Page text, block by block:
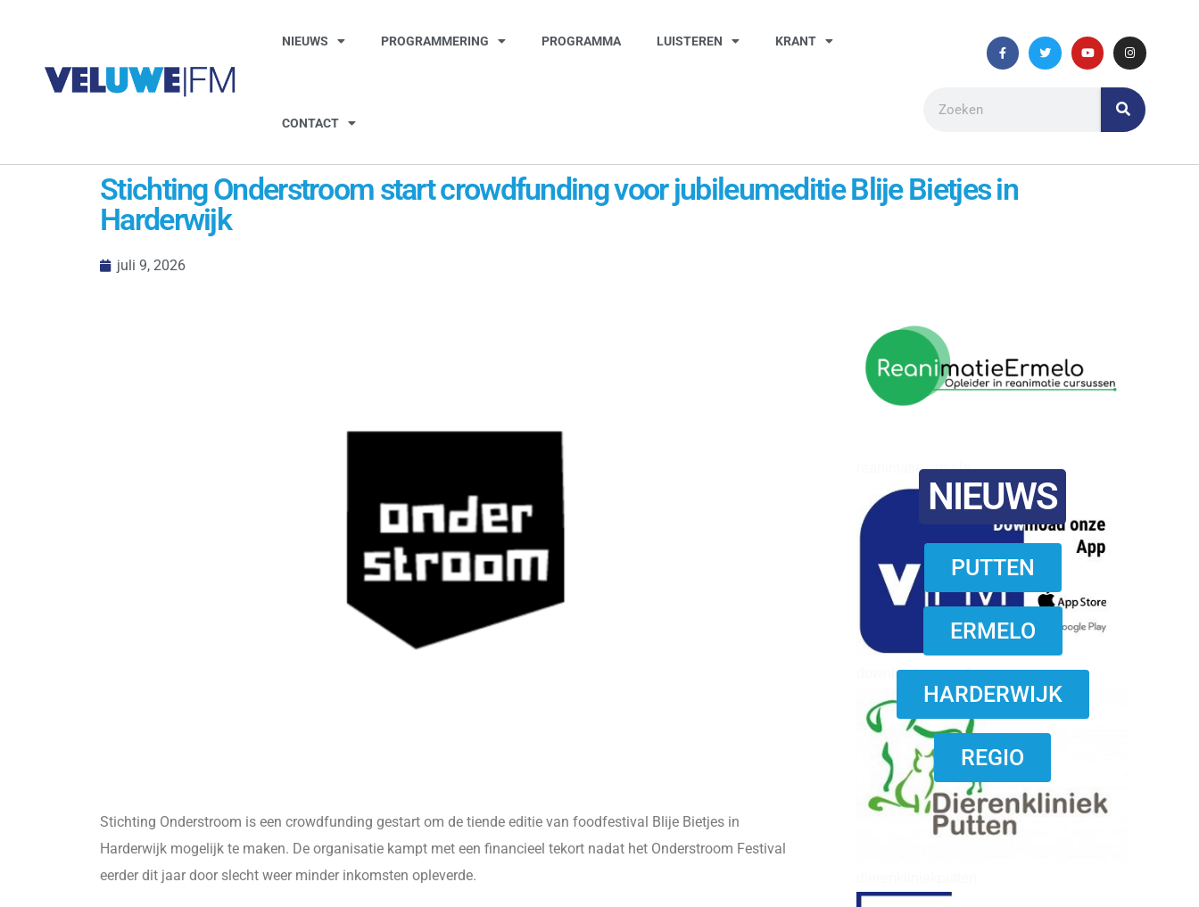
NIEUWS PROGRAMMERING PROGRAMMA LUISTEREN KRANT
CONTACT
Stichting Onderstroom start crowdfunding voor jubileumeditie Blije Bietjes in
Harderwijk
juli 9, 2026
reanimatie ermelo
download onzze App
NIEUWS
PUTTEN
ERMELO
HARDERWIJK
REGIO
Stichting Onderstroom is een crowdfunding gestart om de tiende editie van foodfestival Blije Bietjes in
Harderwijk mogelijk te maken. De organisatie kampt met een financieel tekort nadat het Onderstroom Festival
eerder dit jaar door slecht weer minder inkomsten opleverde.